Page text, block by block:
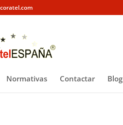
Normativas Contactar Blog